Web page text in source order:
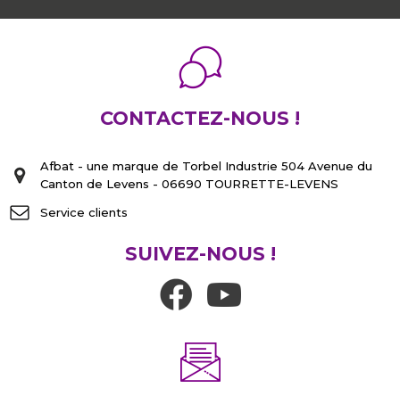
CONTACTEZ-NOUS !
Afbat - une marque de Torbel Industrie 504 Avenue du
Canton de Levens - 06690 TOURRETTE-LEVENS
Service clients
SUIVEZ-NOUS !